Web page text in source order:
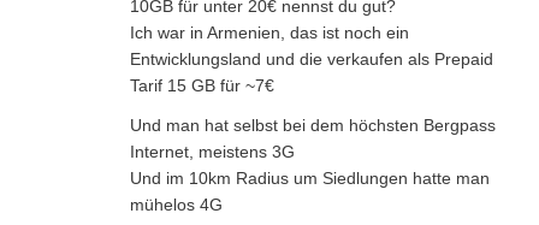
10GB für unter 20€ nennst du gut?
Ich war in Armenien, das ist noch ein
Entwicklungsland und die verkaufen als Prepaid
Tarif 15 GB für ~7€
Und man hat selbst bei dem höchsten Bergpass
Internet, meistens 3G
Und im 10km Radius um Siedlungen hatte man
mühelos 4G